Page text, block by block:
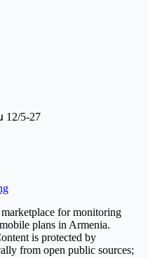
5-27
for monitoring
plans in Armenia.
is protected by
from open public sources;